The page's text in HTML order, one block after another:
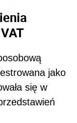
jako
się w